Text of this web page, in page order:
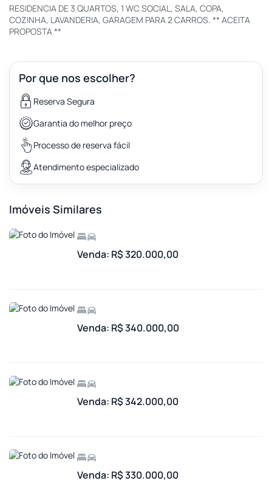
RESIDENCIA DE 3 QUARTOS, 1 WC SOCIAL, SALA, COPA,
COZINHA, LAVANDERIA, GARAGEM PARA 2 CARROS. ** ACEITA
PROPOSTA **
Por que nos escolher?
Reserva Segura
Garantia do melhor preço
Processo de reserva fácil
Atendimento especializado
Imóveis Similares
Venda: R$ 320.000,00
Venda: R$ 340.000,00
Venda: R$ 342.000,00
Venda: R$ 330.000,00